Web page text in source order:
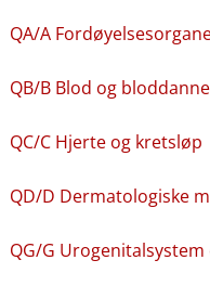
QA​/​A
QB​/​B Blod og
QC​/​C Hjerte og kretsløp
QD​/​D Dermatologiske
QG​/​G